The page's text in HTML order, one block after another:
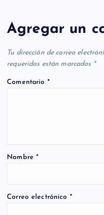
Agregar un
Tu dirección de correo
requeridos están marcados *
Comentario *
Nombre*
Correo electrónico *